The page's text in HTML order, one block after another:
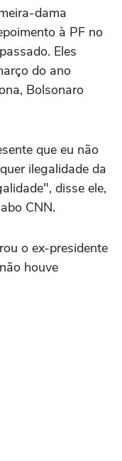
dama
à PF no
Eles
do ano
Bolsonaro
que eu não
ilegalidade da
disse ele,
CNN.
o ex-presidente
houve